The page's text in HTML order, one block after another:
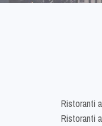
Ristoranti
Ristoranti